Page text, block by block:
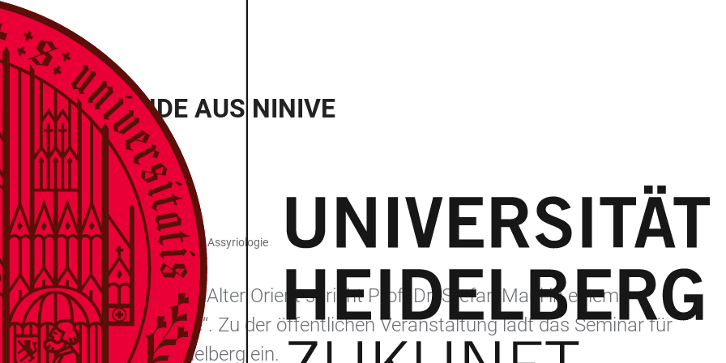
AUS NINIVE
und Kulturen des Vorderen Orients / Assyriologie
Forschungslabors Alter Orient spricht Prof. Dr. Stefan Maul in einem
aus Ninive“. Zu der öffentlichen Veranstaltung lädt das Seminar für
der Universität Heidelberg ein.